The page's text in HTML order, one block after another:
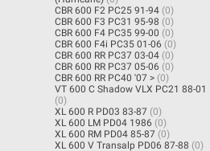
CBR 600 F2 PC25 91-94 (0)
CBR 600 F3 PC31 95-98 (0)
CBR 600 F4 PC35 99-00 (0)
CBR 600 F4i PC35 01-06 (0)
CBR 600 RR PC37 03-04 (0)
CBR 600 RR PC37 05-06 (0)
CBR 600 RR PC40 '07 > (0)
VT 600 C Shadow VLX PC21 88-01
(0)
XL 600 R PD03 83-87 (0)
XL 600 LM PD04 1986 (0)
XL 600 RM PD04 85-87 (0)
XL 600 V Transalp PD06 87-88 (0)